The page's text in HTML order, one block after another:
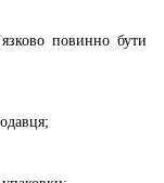
повинно бути